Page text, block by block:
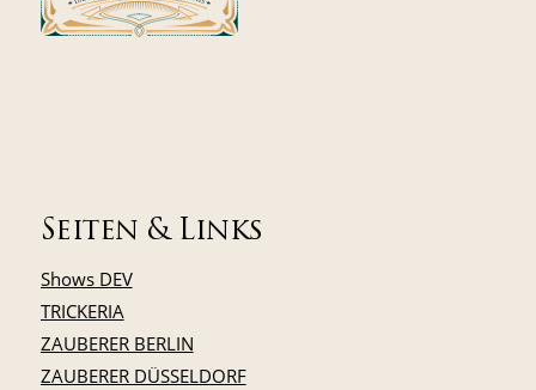
Seiten & Links
Shows DEV
TRICKERIA
ZAUBERER BERLIN
ZAUBERER DÜSSELDORF